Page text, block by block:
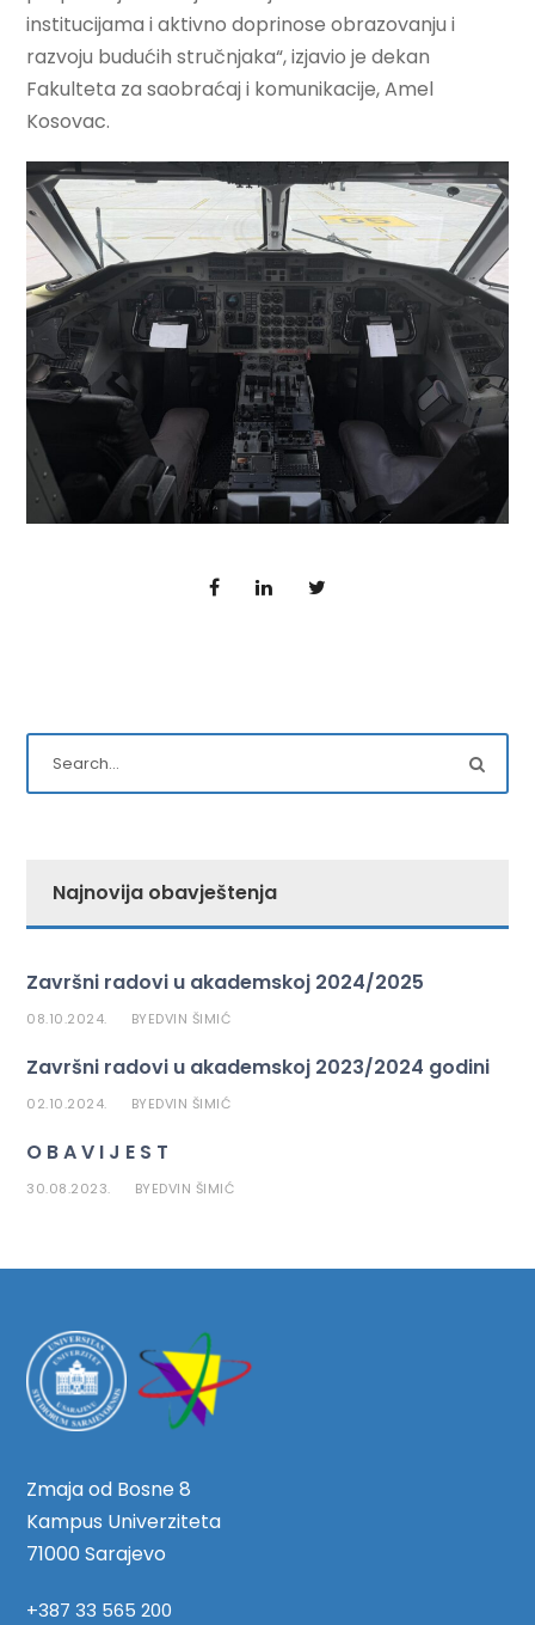
institucijama i aktivno doprinose obrazovanju i
razvoju budućih stručnjaka“, izjavio je dekan
Fakulteta za saobraćaj i komunikacije, Amel
Kosovac.
Najnovija obavještenja
Završni radovi u akademskoj 2024/2025
08.10.2024. BYEDVIN ŠIMIĆ
Završni radovi u akademskoj 2023/2024 godini
02.10.2024. BYEDVIN ŠIMIĆ
O B A V I J E S T
30.08.2023. BYEDVIN ŠIMIĆ
Zmaja od Bosne 8
Kampus Univerziteta
71000 Sarajevo
+387 33 565 200